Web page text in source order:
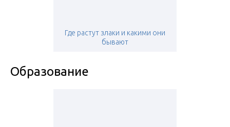
Где растут злаки и какими они
бывают
Образование